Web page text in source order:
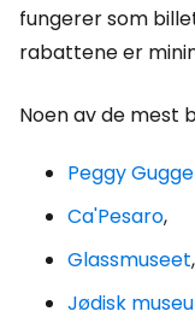
fungerer som
rabattene er
Noen av de mest
Peggy
Ca'Pesaro,
Glassmuseet,
Jødisk